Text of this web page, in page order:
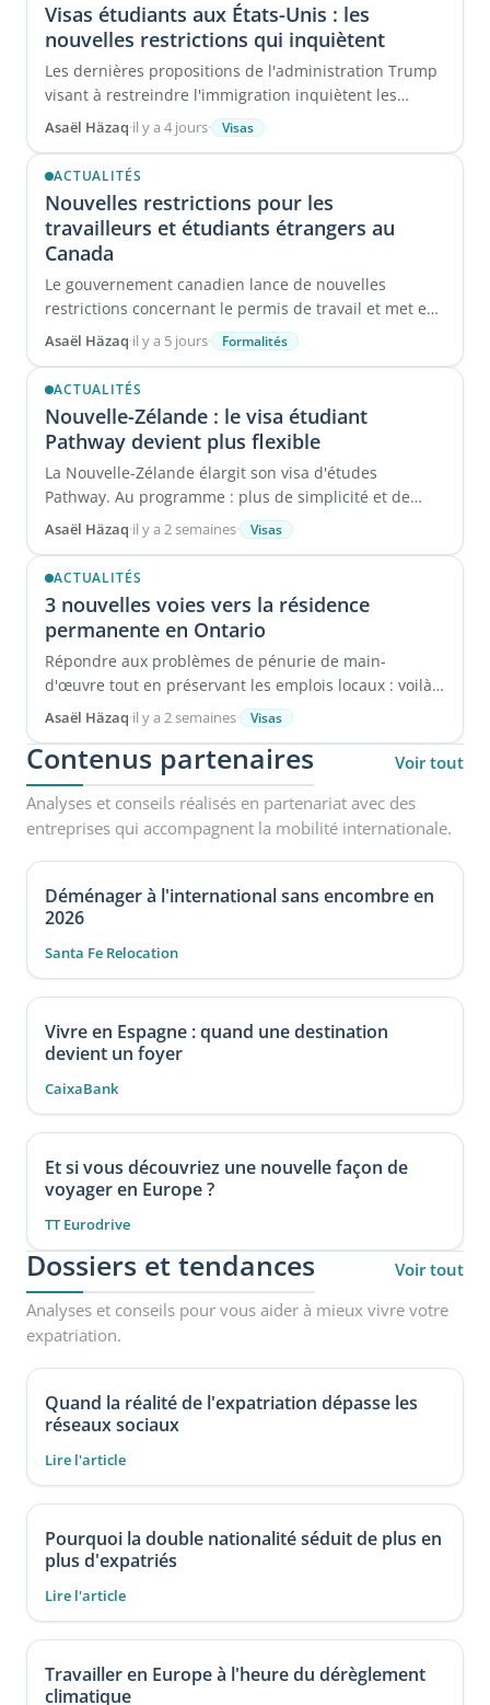
Visas étudiants aux États-Unis : les
nouvelles restrictions qui inquiètent
Les dernières propositions de l'administration Trump
visant à restreindre l'immigration inquiètent les
étudiants ...
Asaël Häzaq·il y a 4 jours· Visas
ACTUALITÉS
Nouvelles restrictions pour les
travailleurs et étudiants étrangers au
Canada
Le gouvernement canadien lance de nouvelles
restrictions concernant le permis de travail et met en
garde les étudiants étrangers contre ...
Asaël Häzaq·il y a 5 jours· Formalités
ACTUALITÉS
Nouvelle-Zélande : le visa étudiant
Pathway devient plus flexible
La Nouvelle-Zélande élargit son visa d'études
Pathway. Au programme : plus de simplicité et de
flexibilité, en ...
Asaël Häzaq·il y a 2 semaines· Visas
ACTUALITÉS
3 nouvelles voies vers la résidence
permanente en Ontario
Répondre aux problèmes de pénurie de main-
d'œuvre tout en préservant les emplois locaux : voilà
...
Asaël Häzaq·il y a 2 semaines· Visas
Contenus partenaires
Voir tout
Analyses et conseils réalisés en partenariat avec des
entreprises qui accompagnent la mobilité internationale.
Déménager à l'international sans encombre en
2026
Santa Fe Relocation
Vivre en Espagne : quand une destination
devient un foyer
CaixaBank
Et si vous découvriez une nouvelle façon de
voyager en Europe ?
TT Eurodrive
Dossiers et tendances
Voir tout
Analyses et conseils pour vous aider à mieux vivre votre
expatriation.
Quand la réalité de l'expatriation dépasse les
réseaux sociaux
Lire l'article
Pourquoi la double nationalité séduit de plus en
plus d'expatriés
Lire l'article
Travailler en Europe à l'heure du dérèglement
climatique